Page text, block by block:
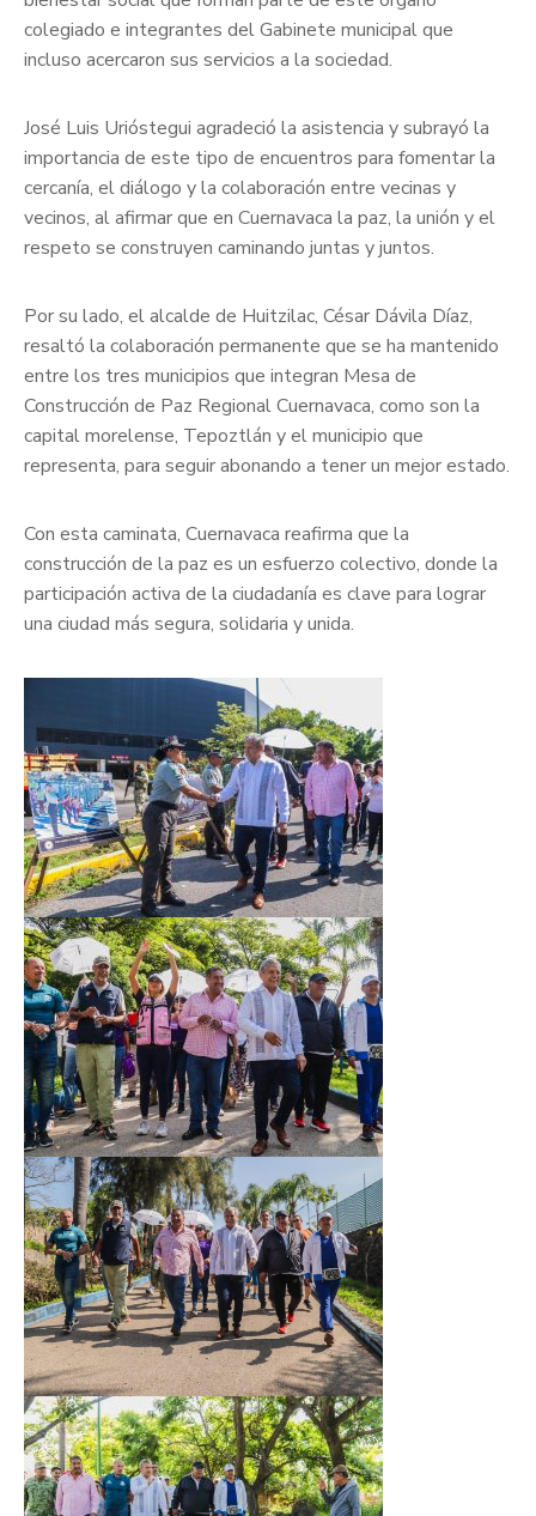
colegiado e integrantes del Gabinete municipal que
incluso acercaron sus servicios a la sociedad.
José Luis Urióstegui agradeció la asistencia y subrayó la
importancia de este tipo de encuentros para fomentar la
cercanía, el diálogo y la colaboración entre vecinas y
vecinos, al afirmar que en Cuernavaca la paz, la unión y el
respeto se construyen caminando juntas y juntos.
Por su lado, el alcalde de Huitzilac, César Dávila Díaz,
resaltó la colaboración permanente que se ha mantenido
entre los tres municipios que integran Mesa de
Construcción de Paz Regional Cuernavaca, como son la
capital morelense, Tepoztlán y el municipio que
representa, para seguir abonando a tener un mejor estado.
Con esta caminata, Cuernavaca reafirma que la
construcción de la paz es un esfuerzo colectivo, donde la
participación activa de la ciudadanía es clave para lograr
una ciudad más segura, solidaria y unida.